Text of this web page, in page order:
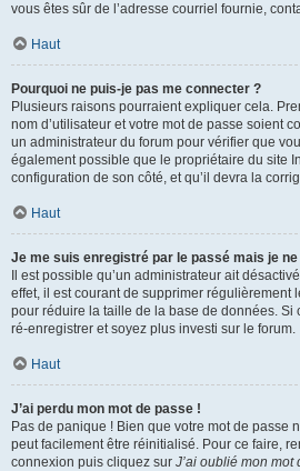
vous êtes sûr de l’adresse courriel fournie,
Haut
Pourquoi ne puis-je pas me connecter ?
Plusieurs raisons pourraient expliquer cela.
nom d’utilisateur et votre mot de passe soient
un administrateur du forum pour vérifier que
également possible que le propriétaire du site
configuration de son côté, et qu’il devra la
Haut
Je me suis enregistré par le passé mais je
Il est possible qu’un administrateur ait
effet, il est courant de supprimer régulièrement
pour réduire la taille de la base de données. Si
ré-enregistrer et soyez plus investi sur le forum.
Haut
J’ai perdu mon mot de passe !
Pas de panique ! Bien que votre mot de passe
peut facilement être réinitialisé. Pour ce faire,
connexion puis cliquez sur J’ai oublié mon mot